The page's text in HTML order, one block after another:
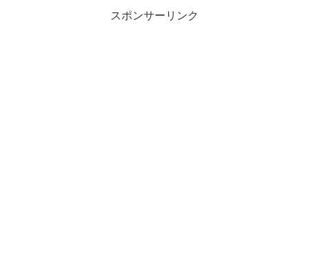
スポンサーリンク